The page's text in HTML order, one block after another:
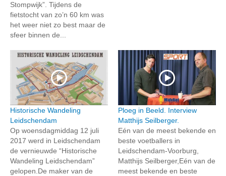
Stompwijk”. Tijdens de
fietstocht van zo’n 60 km was
het weer niet zo best maar de
sfeer binnen de...
Historische Wandeling
Leidschendam
Op woensdagmiddag 12 juli
2017 werd in Leidschendam
de vernieuwde “Historische
Wandeling Leidschendam”
gelopen.De maker van de
Ploeg in Beeld. Interview
Matthijs Seilberger.
Eén van de meest bekende en
beste voetballers in
Leidschendam-Voorburg,
Matthijs Seilberger,Eén van de
meest bekende en beste